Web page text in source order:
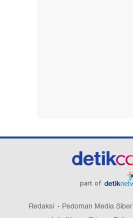
part of
Redaksi Pedoman Media Siber